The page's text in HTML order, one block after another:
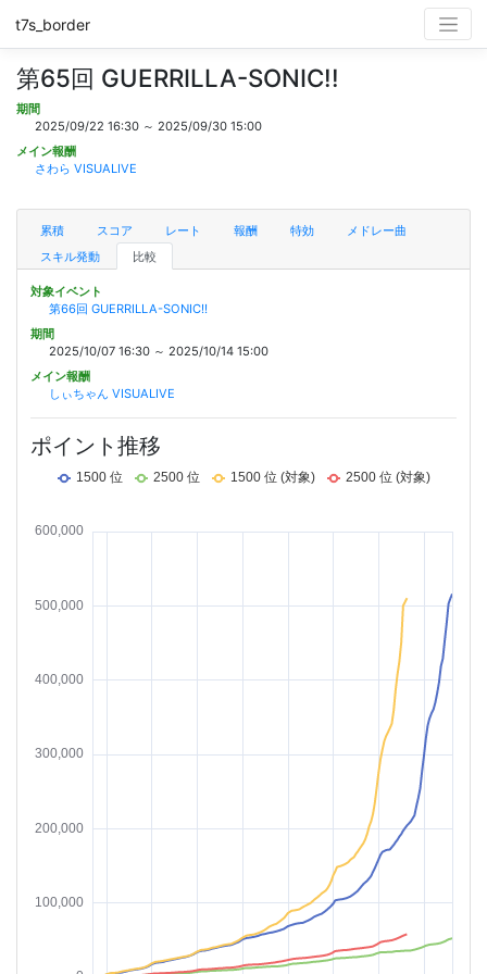
t7s_border
第65回 GUERRILLA-SONIC!!
期間
2025/09/22 16:30 ～ 2025/09/30 15:00
メイン報酬
さわら VISUALIVE
累積 スコア レート 報酬 特効
メドレー曲
スキル発動
比較
対象イベント
第66回 GUERRILLA-SONIC!!
期間
2025/10/07 16:30 ～ 2025/10/14 15:00
メイン報酬
しぃちゃん VISUALIVE
ポイント推移